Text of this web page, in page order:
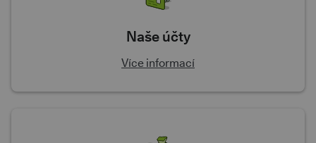
Naše účty
Více informací